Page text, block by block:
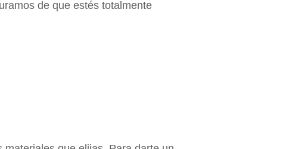
de que estés totalmente